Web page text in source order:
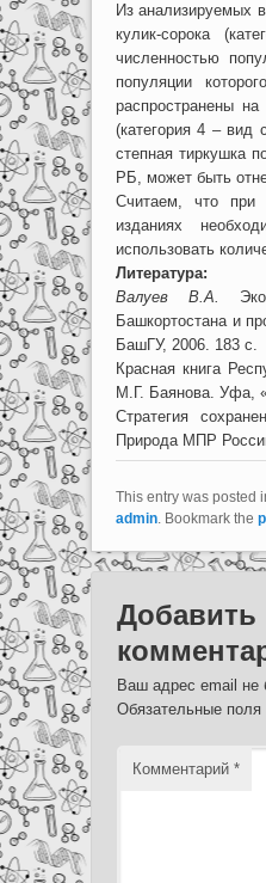
Из анализируемых
кулик-сорока
численностью
популяции
распространены
(категория 4 – вид
степная тиркушка
РБ, может быть
Считаем, что
изданиях
использовать
Литература:
Валуев В.А.
Башкортостана и
БашГУ, 2006. 183 с.
Красная книга
М.Г. Баянова. Уфа,
Стратегия
Природа МПР
This entry was posted
admin. Bookmark the
Добавить
Ваш адрес email не
Обязательные
Комментарий *